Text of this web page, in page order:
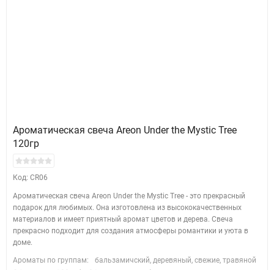
Ароматическая свеча Areon Under the Mystic Tree
120гр
Код: CR06
Ароматическая свеча Areon Under the Mystic Tree - это прекрасный
подарок для любимых. Она изготовлена из высококачественных
материалов и имеет приятный аромат цветов и дерева. Свеча
прекрасно подходит для создания атмосферы романтики и уюта в
доме.
Ароматы по группам:
бальзамичский, деревяный, свежие, травяной